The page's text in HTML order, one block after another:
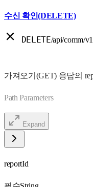
수신 확인(DELETE)
DELETE/api/comm/
가져오기(GET) 응답의
Path Parameters
Expand
reportId